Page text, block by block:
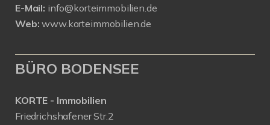
E-Mail: info@korteimmobilien.de
Web: www.korteimmobilien.de
BÜRO BODENSEE
KORTE - Immobilien
Friedrichshafener Str.2